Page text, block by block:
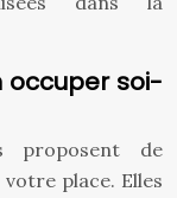
occuper soi-
proposent de
place. Elles